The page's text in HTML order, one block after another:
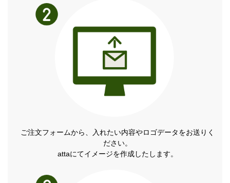
ご注文フォームから、入れたい内容やロゴデータをお送りく
ださい。
attaにてイメージを作成したします。